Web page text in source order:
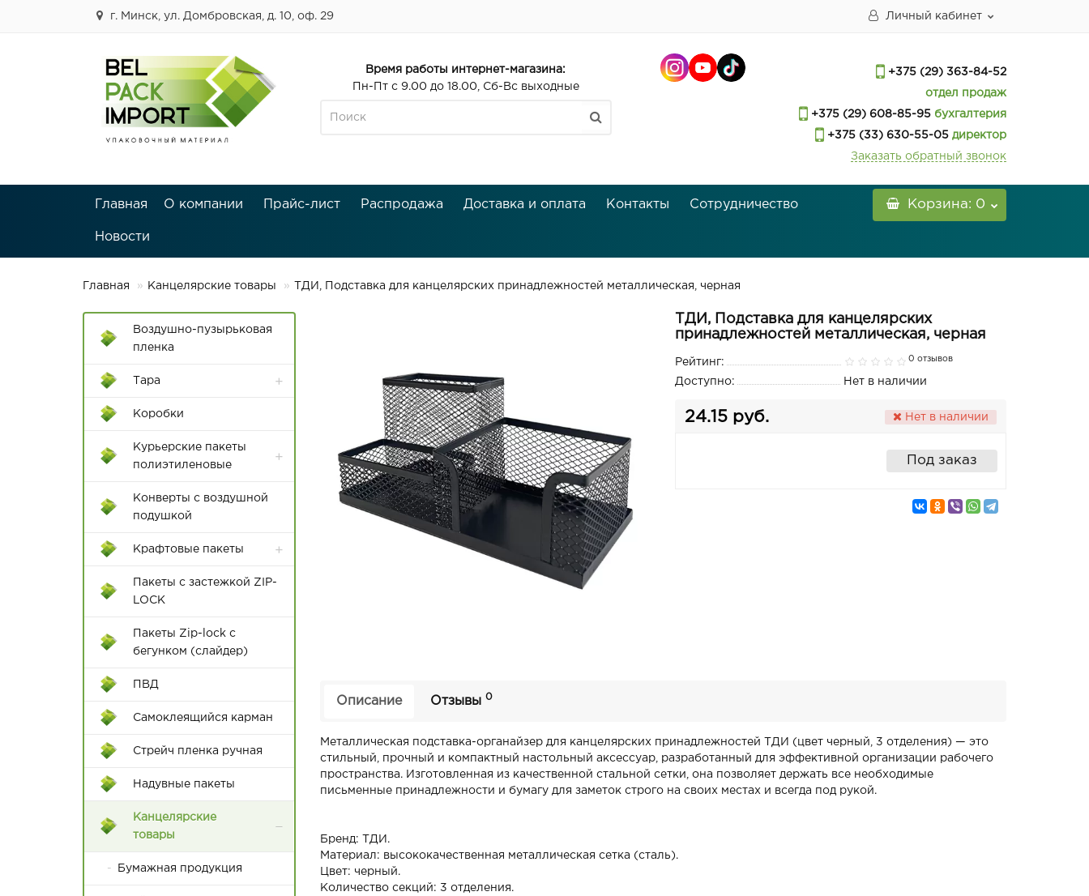
г. Минск, ул. Домбровская, д. 10, оф. 29 Личный кабинет
Время работы интернет-магазина:
Пн-Пт с 9.00 до 18.00, Сб-Вс выходные
+375 (29) 363-84-52
отдел продаж
+375 (29) 608-85-95 бухгалтерия
+375 (33) 630-55-05 директор
Заказать обратный звонок
Главная О компании Прайс-лист Распродажа Доставка и оплата Контакты Сотрудничество
Новости
Корзина: 0
Главная Канцелярские товары ТДИ, Подставка для канцелярских принадлежностей металлическая, черная
Воздушно-пузырьковая
пленка
Тара
Контейнеры Rox Box
Пластиковые ящики
Коробки
Курьерские пакеты
полиэтиленовые
Конверты с воздушной
подушкой
Крафтовые пакеты
Пакеты с крученой ручкой
Пакеты с плоской с ручкой
Пакеты с застежкой ZIP-
LOCK
Пакеты Zip-lock с
бегунком (слайдер)
ПВД
Самоклеящийся карман
Стрейч пленка ручная
Надувные пакеты
Канцелярские
товары
Бумажная продукция
ТДИ, Подставка для канцелярских
принадлежностей металлическая, черная
Рейтинг: 0 отзывов
Доступно: Нет в наличии
24.15 руб. Нет в наличии
Под заказ
Описание Отзывы 0
Металлическая подставка-органайзер для канцелярских принадлежностей ТДИ (цвет черный, 3 отделения) — это
стильный, прочный и компактный настольный аксессуар, разработанный для эффективной организации рабочего
пространства. Изготовленная из качественной стальной сетки, она позволяет держать все необходимые
письменные принадлежности и бумагу для заметок строго на своих местах и всегда под рукой.
Бренд: ТДИ.
Материал: высококачественная металлическая сетка (сталь).
Цвет: черный.
Количество секций: 3 отделения.